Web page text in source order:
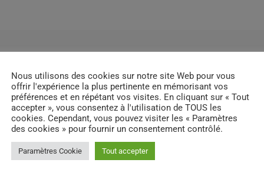
Nous utilisons des cookies sur notre site Web pour vous
offrir l'expérience la plus pertinente en mémorisant vos
préférences et en répétant vos visites. En cliquant sur « Tout
accepter », vous consentez à l'utilisation de TOUS les
cookies. Cependant, vous pouvez visiter les « Paramètres
des cookies » pour fournir un consentement contrôlé.
Paramètres Cookie Tout accepter